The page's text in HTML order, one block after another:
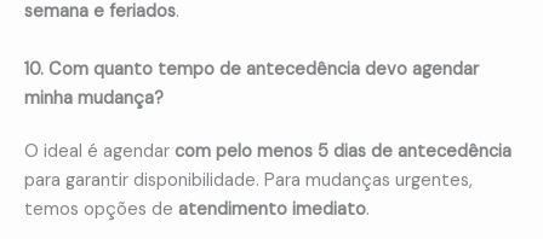
semana e feriados.
10. Com quanto tempo de antecedência devo agendar
minha mudança?
O ideal é agendar com pelo menos 5 dias de antecedência
para garantir disponibilidade. Para mudanças urgentes,
temos opções de atendimento imediato.